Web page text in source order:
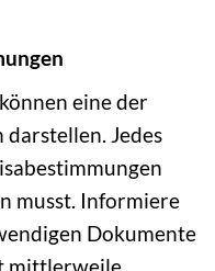
eine der
Jedes
musst. Informiere
Dokumente